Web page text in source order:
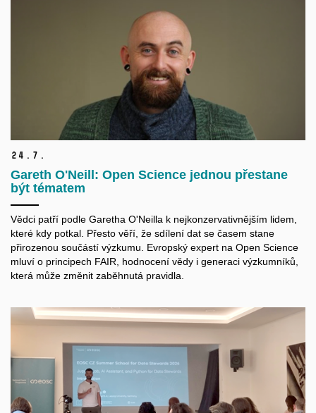
24. 7.
Gareth O'Neill: Open Science jednou přestane
být tématem
Vědci patří podle Garetha O'Neilla k nejkonzervativnějším lidem,
které kdy potkal. Přesto věří, že sdílení dat se časem stane
přirozenou součástí výzkumu. Evropský expert na Open Science
mluví o principech FAIR, hodnocení vědy i generaci výzkumníků,
která může změnit zaběhnutá pravidla.